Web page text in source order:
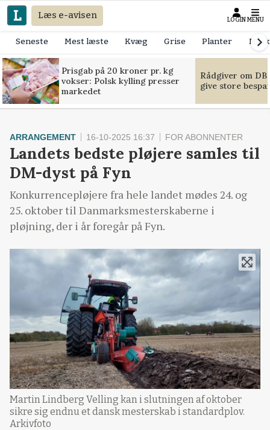
Læs e-avisen LOGIN MENU
Seneste Mest læste Kvæg Grise Planter
Prisgab på 20 kroner pr. kg
vokser: Polsk kylling presser
markedet
Rådgiver om
give store
ARRANGEMENT 16-10-2025 16:37 FOR ABONNENTER
Landets bedste pløjere samles til
DM-dyst på Fyn
Konkurrencepløjere fra hele landet mødes 24. og
25. oktober til Danmarksmesterskaberne i
pløjning, der i år foregår på Fyn.
Martin Lindberg Velling kan i slutningen af oktober
sikre sig endnu et dansk mesterskab i standardplov.
Arkivfoto